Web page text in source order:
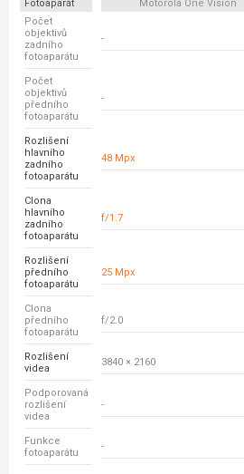
Fotoaparát Motorola One Vision
Počet
objektivů
zadního
fotoaparátu
-
Počet
objektivů
předního
fotoaparátu
-
Rozlišení
hlavního
zadního
fotoaparátu
48 Mpx
Clona
hlavního
zadního
fotoaparátu
f/1.7
Rozlišení
předního
fotoaparátu
25 Mpx
Clona
předního
fotoaparátu
f/2.0
Rozlišení
videa
3840 × 2160
Podporovaná
rozlišení
videa
-
Funkce
fotoaparátu
-